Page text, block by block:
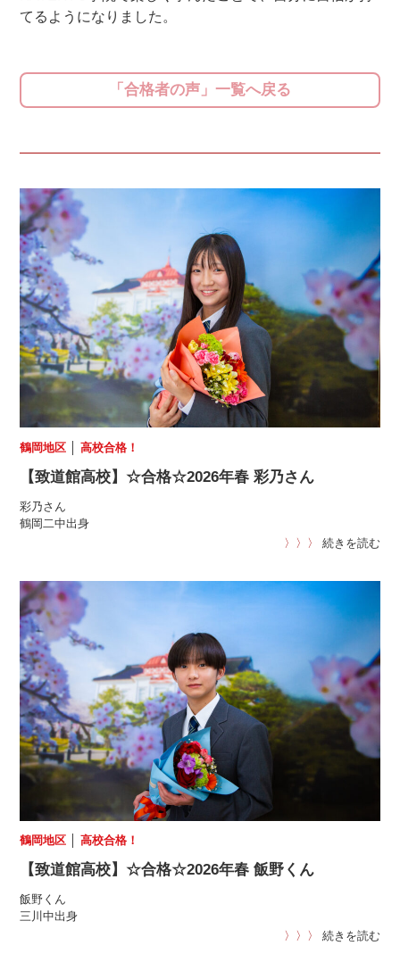
てるようになりました。
「合格者の声」一覧へ戻る
鶴岡地区 │高校合格！
【致道館高校】☆合格☆2026年春 彩乃さん
彩乃さん
鶴岡二中出身
〉〉〉
続きを読む
鶴岡地区 │高校合格！
【致道館高校】☆合格☆2026年春 飯野くん
飯野くん
三川中出身
〉〉〉
続きを読む